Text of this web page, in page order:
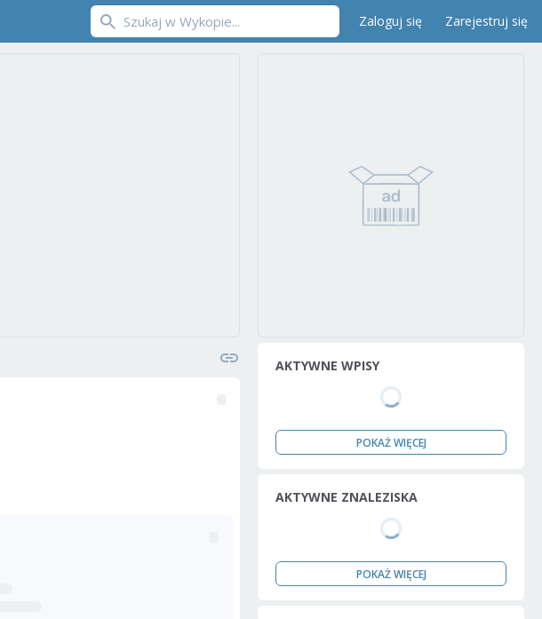
Zaloguj się Zarejestruj się
AKTYWNE WPISY
POKAŻ WIĘCEJ
AKTYWNE ZNALEZISKA
POKAŻ WIĘCEJ